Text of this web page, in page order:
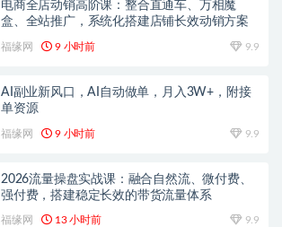
电商全店动销高阶课：整合直通车、万相魔
盒、全站推广，系统化搭建店铺长效动销方案
福缘网 9 小时前 9.9
AI副业新风口，AI自动做单，月入3W+，附接
单资源
福缘网 9 小时前 9.9
2026流量操盘实战课：融合自然流、微付费、
强付费，搭建稳定长效的带货流量体系
福缘网 13 小时前 9.9